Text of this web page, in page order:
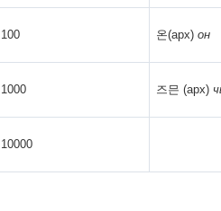
100 온(арх) он
1000 즈믄 (арх)
10000